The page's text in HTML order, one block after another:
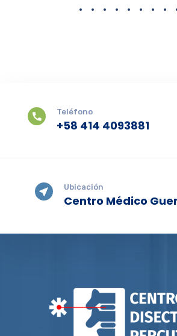
Teléfono
+58 414 4093881
Ubicación
Centro Médico